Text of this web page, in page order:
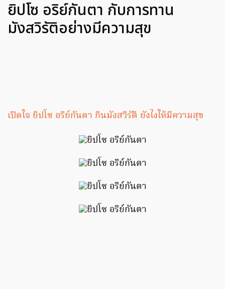
ยิปโซ อริย์กันตา กับการทาน
มังสวิรัติอย่างมีความสุข
เปิดใจ ยิปโซ อริย์กันตา กินมังสวิรัติ ยังไงให้มีความสุข